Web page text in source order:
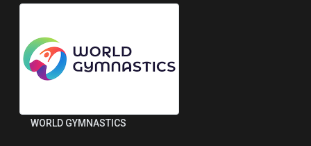
WORLD GYMNASTICS